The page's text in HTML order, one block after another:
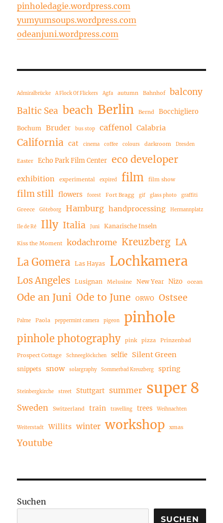
pinholedagie.wordpress.com
yumyumsoups.wordpress.com
odeanjuni.wordpress.com
Admiralbrücke A Flock Of Flickers Agfa autumn Bahnhof
balcony
Baltic Sea beach Berlin Bernd Bocchigliero
Bochum Bruder bus stop caffenol Calabria
California cat cinema coffee colours darkroom Dresden
Easter Echo Park Film Center eco developer
exhibition experimental expired film film show
film still flowers forest Fort Bragg gif glass photo graffiti
Greece Göteborg Hamburg handprocessing Hermannplatz
Ile de Ré Illy Italia Juni Kanarische Inseln
Kiss the Moment kodachrome Kreuzberg LA
La Gomera Las Hayas Lochkamera
Los Angeles Lusignan Melusine New Year Nizo ocean
Ode an Juni Ode to June ORWO Ostsee
Palme Paola peppermint camera pigeon pinhole
pinhole photography pink pizza Prinzenbad
Prospect Cottage Schneeglöckchen selfie Silent Green
snippets snow solargraphy Sommerbad Kreuzberg spring
Steinbergkirche street Stuttgart summer super 8
Sweden Switzerland train travelling trees Weihnachten
Weiterstadt Willits winter workshop xmas
Youtube
Suchen
SUCHEN